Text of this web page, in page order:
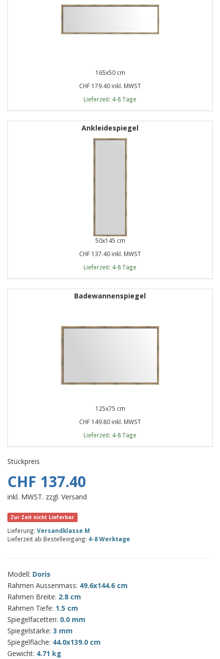
165x50 cm
CHF 179.40 inkl. MWST
Lieferzeit: 4-8 Tage
Ankleidespiegel
50x145 cm
CHF 137.40 inkl. MWST
Lieferzeit: 4-8 Tage
Badewannenspiegel
125x75 cm
CHF 149.80 inkl. MWST
Lieferzeit: 4-8 Tage
Stückpreis
CHF 137.40
inkl. MWST. zzgl. Versand
Zur Zeit nicht Lieferbar
Lieferung: Versandklasse M
Lieferzeit ab Bestelleingang: 4-8 Werktage
Modell: Doris
Rahmen Aussenmass: 49.6x144.6 cm
Rahmen Breite: 2.8 cm
Rahmen Tiefe: 1.5 cm
Spiegelfacetten: 0.0 mm
Spiegelstärke: 3 mm
Spiegelfläche: 44.0x139.0 cm
Gewicht: 4.71 kg